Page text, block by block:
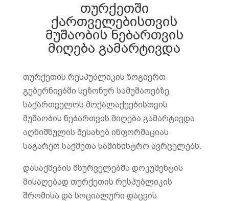
თურქეთში
ქართველებისთვის
მუშაობის ნებართვის
მიღება გამარტივდა
თურქეთის რესპუბლიკის ზოგიერთ
გუბერნიებში სეზონურ სამუშაოებზე
საქართველოს მოქალაქეებისთვის
მუშაობის ნებართვის მიღება გამარტივდა.
აღნიშნულის შესახებ ინფორმაციას
საგარეო საქმეთა სამინისტრო ავრცელებს.
დასაქმების მსურველებმა დოკუმენტის
მისაღებად თურქეთის რესპუბლიკის
შრომისა და სოციალური დაცვის